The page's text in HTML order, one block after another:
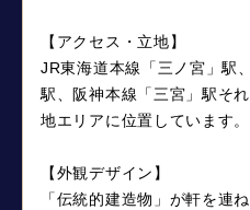
【アクセス・立地】
JR東海道本線「三ノ宮」駅
駅、阪神本線「三宮」駅そ
地エリアに位置しています。
【外観デザイン】
「伝統的建造物」が軒を連